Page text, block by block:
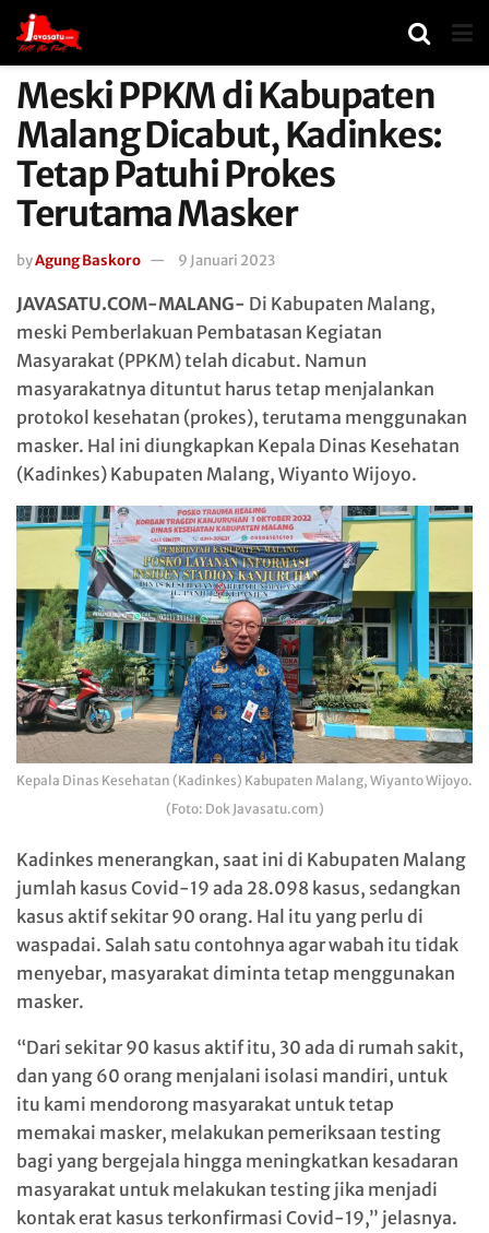
Meski PPKM di Kabupaten
Malang Dicabut, Kadinkes:
Tetap Patuhi Prokes
Terutama Masker
byAgung Baskoro 9 Januari 2023
JAVASATU.COM-MALANG- Di Kabupaten Malang,
meski Pemberlakuan Pembatasan Kegiatan
Masyarakat (PPKM) telah dicabut. Namun
masyarakatnya dituntut harus tetap menjalankan
protokol kesehatan (prokes), terutama menggunakan
masker. Hal ini diungkapkan Kepala Dinas Kesehatan
(Kadinkes) Kabupaten Malang, Wiyanto Wijoyo.
Kepala Dinas Kesehatan (Kadinkes) Kabupaten Malang, Wiyanto Wijoyo.
(Foto: Dok Javasatu.com)
Kadinkes menerangkan, saat ini di Kabupaten Malang
jumlah kasus Covid-19 ada 28.098 kasus, sedangkan
kasus aktif sekitar 90 orang. Hal itu yang perlu di
waspadai. Salah satu contohnya agar wabah itu tidak
menyebar, masyarakat diminta tetap menggunakan
masker.
“Dari sekitar 90 kasus aktif itu, 30 ada di rumah sakit,
dan yang 60 orang menjalani isolasi mandiri, untuk
itu kami mendorong masyarakat untuk tetap
memakai masker, melakukan pemeriksaan testing
bagi yang bergejala hingga meningkatkan kesadaran
masyarakat untuk melakukan testing jika menjadi
kontak erat kasus terkonfirmasi Covid-19,” jelasnya.